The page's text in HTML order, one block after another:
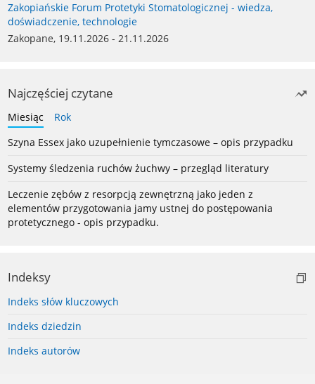
Zakopiańskie Forum Protetyki Stomatologicznej - wiedza,
doświadczenie, technologie
Zakopane, 19.11.2026 - 21.11.2026
Najczęściej czytane
Miesiąc
Rok
Szyna Essex jako uzupełnienie tymczasowe – opis przypadku
Systemy śledzenia ruchów żuchwy – przegląd literatury
Leczenie zębów z resorpcją zewnętrzną jako jeden z
elementów przygotowania jamy ustnej do postępowania
protetycznego - opis przypadku.
Indeksy
Indeks słów kluczowych
Indeks dziedzin
Indeks autorów